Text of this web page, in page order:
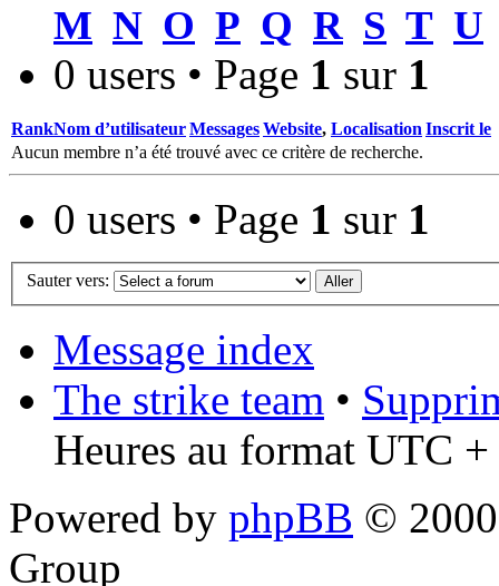
M N O P Q R S T U
0 users • Page 1 sur 1
RankNom d’utilisateurMessagesWebsite, Localisation Inscrit le
Aucun membre n’a été trouvé avec ce critère de recherche.
0 users • Page 1 sur 1
Sauter vers:
Message index
The strike team •
Heures au format UTC
Powered by phpBB ©
Group